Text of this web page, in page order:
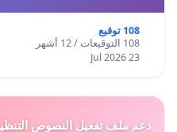
108 توقيع
108 التوقيعات / 12 أشهر
23 Jul 2026